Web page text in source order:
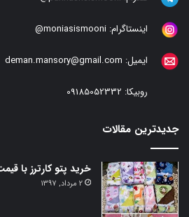
اینستاگرام: moniasismooni@
ایمیل: deman.mansory@gmail.com
روبیکا: 09185052332
جدیدترین مقالات
خرید پتو کارترز با
2 مرداد, 1397